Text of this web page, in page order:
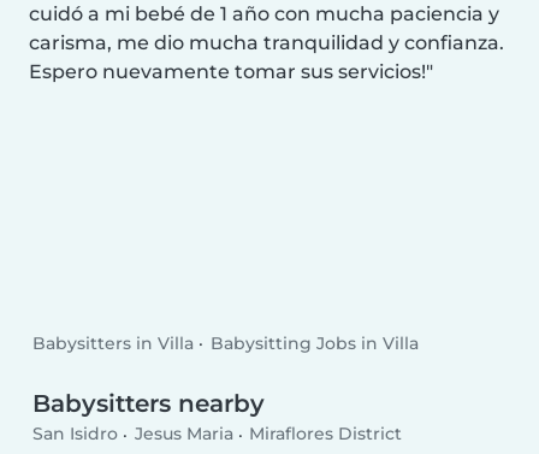
cuidó a mi bebé de 1 año con mucha paciencia y
carisma, me dio mucha tranquilidad y confianza.
Espero nuevamente tomar sus servicios!
Babysitters in Villa Babysitting Jobs in Villa
Babysitters nearby
San Isidro Jesus Maria Miraflores District